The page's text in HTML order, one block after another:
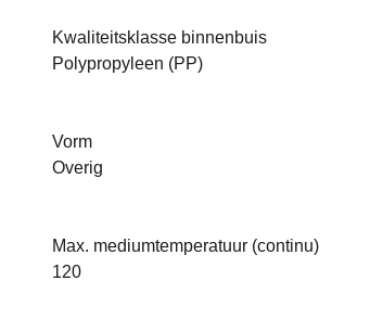
Kwaliteitsklasse binnenbuis
Polypropyleen (PP)
Vorm
Overig
Max. mediumtemperatuur (continu)
120